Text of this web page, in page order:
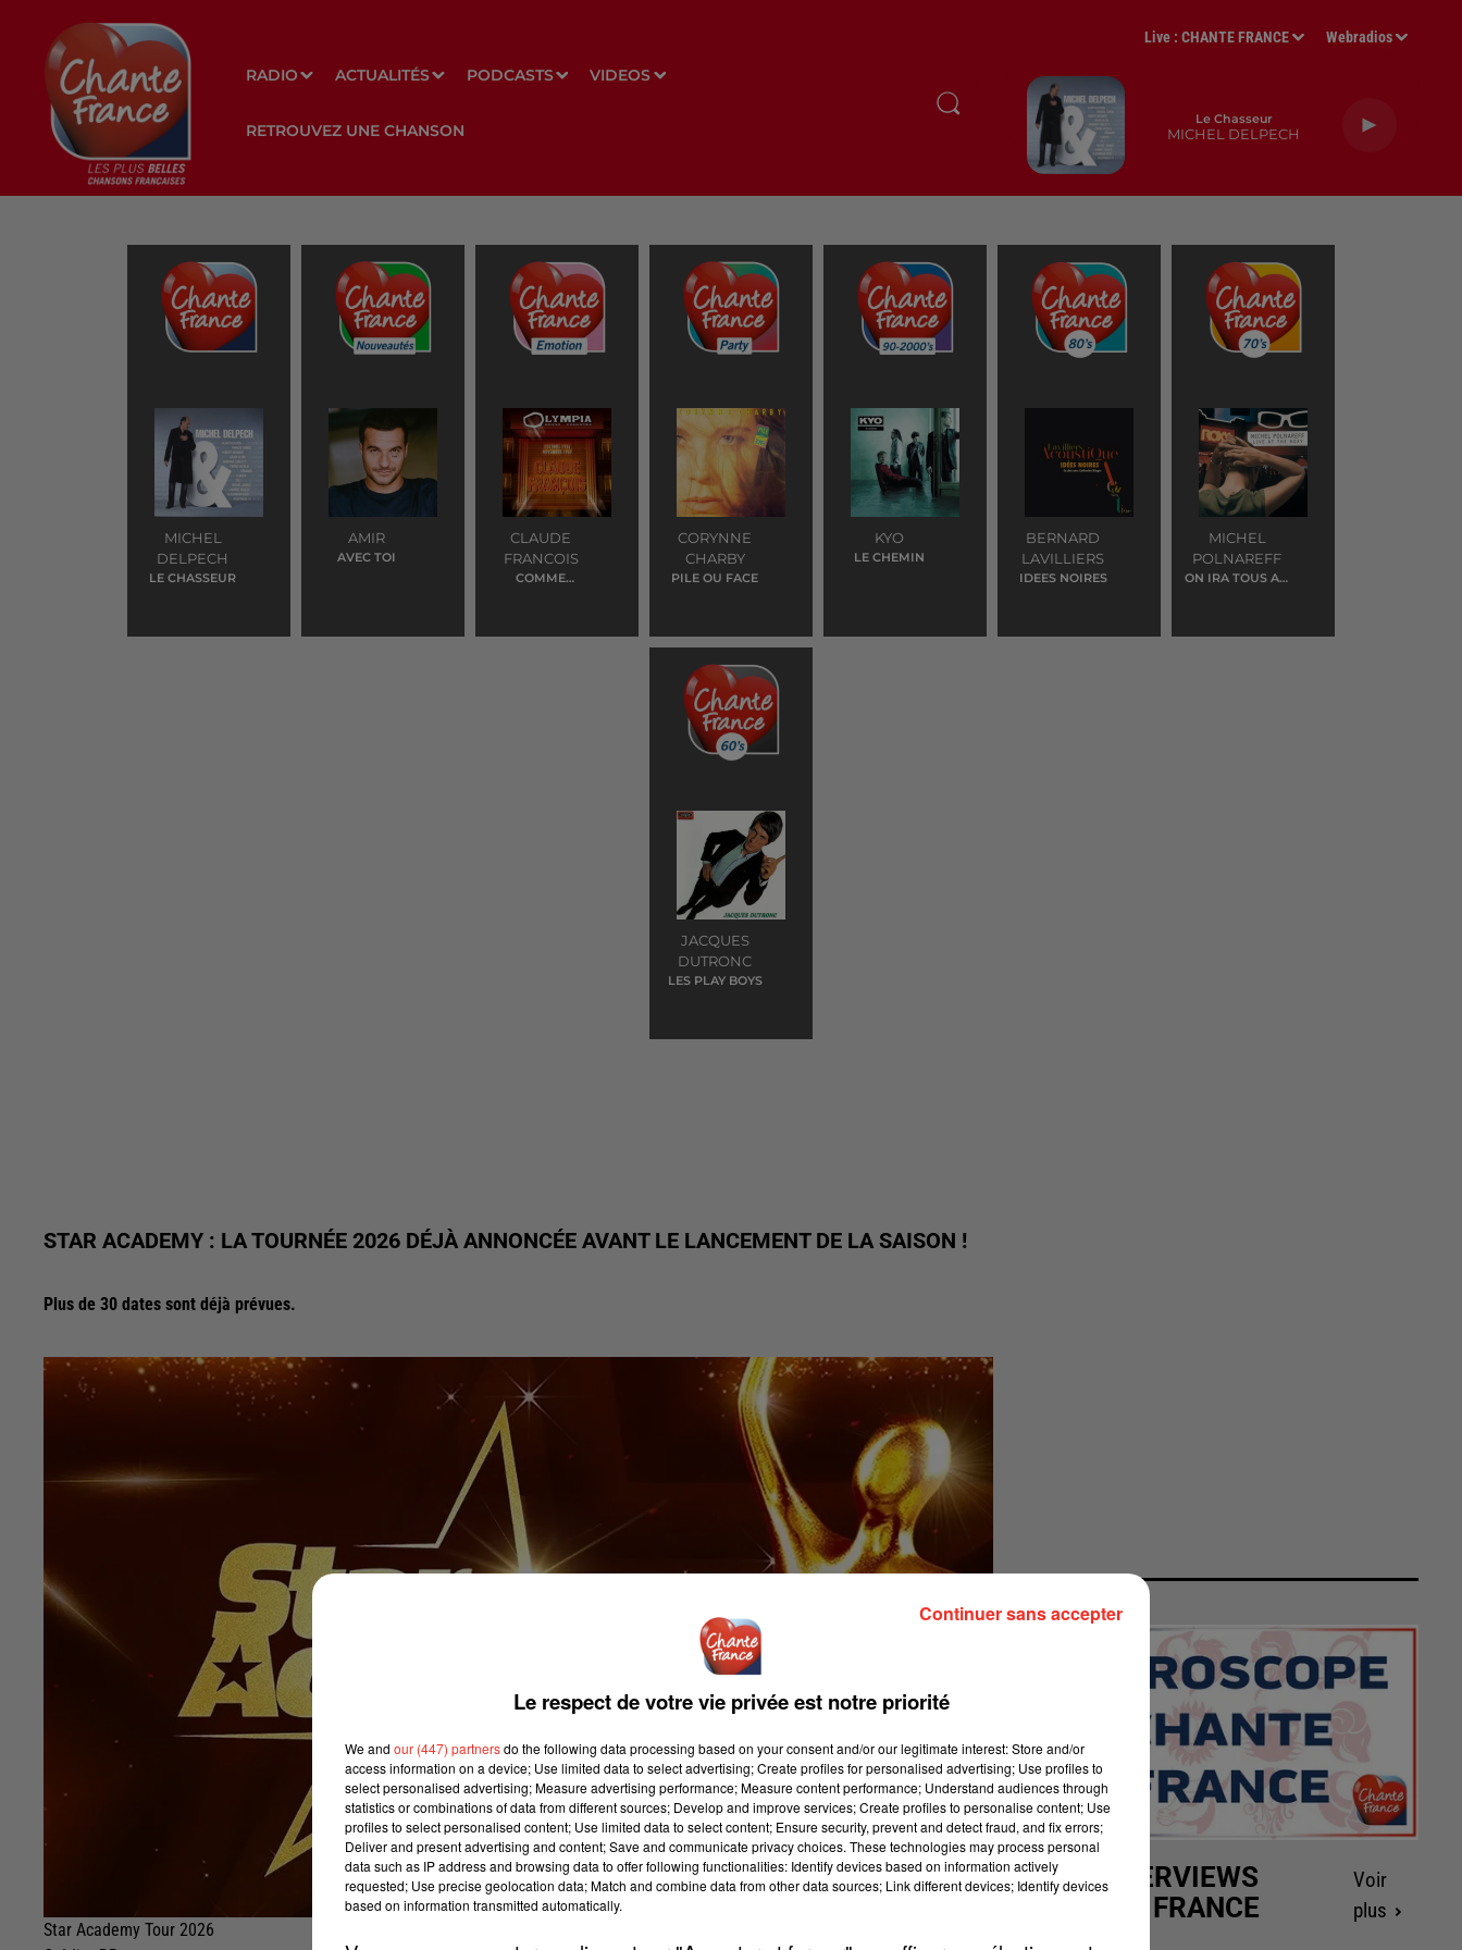
RADIO ACTUALITÉS PODCASTS VIDEOS
RETROUVEZ UNE CHANSON
Live :CHANTE FRANCE Webradios
Le Chasseur
MICHEL DELPECH
MICHEL
DELPECH
LE CHASSEUR
AMIR
AVEC TOI
CLAUDE
FRANCOIS
COMME
CORYNNE
CHARBY
PILE OU FACE
KYO
LE CHEMIN
BERNARD
LAVILLIERS
IDEES NOIRES
MICHEL
POLNAREFF
ON IRA TOUS AU
JACQUES
DUTRONC
LES PLAY BOYS
STAR ACADEMY : LA TOURNÉE 2026 DÉJÀ ANNONCÉE AVANT LE LANCEMENT DE LA SAISON !
Plus de 30 dates sont déjà prévues.
Star Academy Tour 2026
LES INTERVIEWS
CHANTE FRANCE
Voir
plus
Le respect de votre vie privée est notre priorité
We and our (447) partnersdo the following data processing based on your consent and/or our legitimate interest: Store and/or
access information on a device; Use limited data to select advertising; Create profiles for personalised advertising; Use profiles to
select personalised advertising; Measure advertising performance; Measure content performance; Understand audiences through
statistics or combinations of data from different sources; Develop and improve services; Create profiles to personalise content; Use
profiles to select personalised content; Use limited data to select content; Ensure security, prevent and detect fraud, and fix errors;
Deliver and present advertising and content; Save and communicate privacy choices. These technologies may process personal
data such as IP address and browsing data to offer following functionalities: Identify devices based on information actively
requested; Use precise geolocation data; Match and combine data from other data sources; Link different devices; Identify devices
based on information transmitted automatically.
Continuer sans accepter